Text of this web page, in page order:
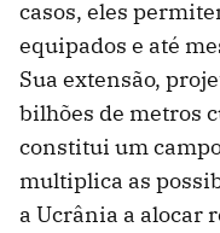
casos, eles
equipados e até
Sua extensão,
bilhões de metros
constitui um
multiplica as
a Ucrânia a alocar